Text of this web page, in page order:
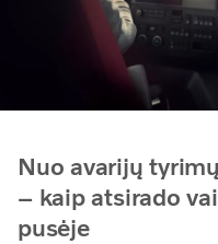
Nuo avarijų
– kaip atsirado
pusėje